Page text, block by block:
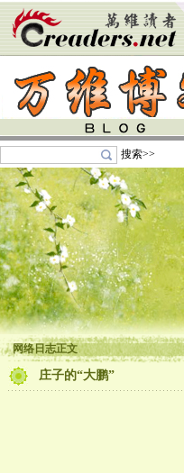
搜索>>
网络日志正文
庄子的“大鹏”